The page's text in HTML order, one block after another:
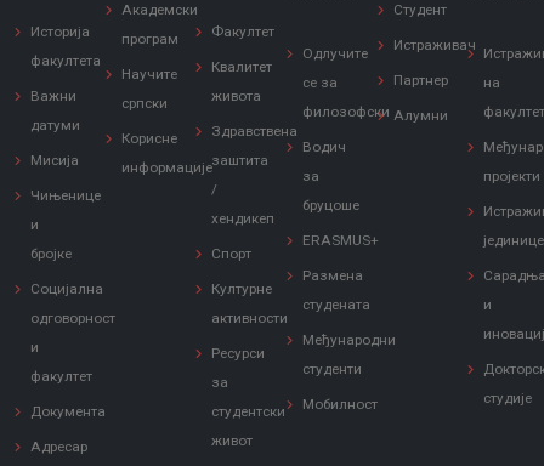
Историја
факултета
Важни
датуми
Мисија
Чињенице
и
бројке
Социјална
одговорност
и
факултет
Документа
Адресар
Академски
програм
Научите
српски
Корисне
информације
Факултет
Квалитет
живота
Здравствена
заштита
/
хендикеп
Спорт
Културне
активности
Ресурси
за
студентски
живот
Одлучите
се за
филозофски
Водич
за
бруцоше
ERASMUS+
Размена
студената
Међународни
студенти
Мобилност
Студент
Истраживач
Партнер
Алумни
на
пројекти
јединице
и
студије